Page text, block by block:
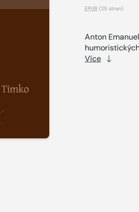
EPUB (25 stran)
Anton
Více